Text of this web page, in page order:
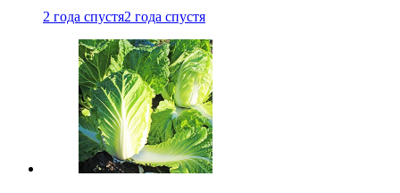
2 года спустя2 года спустя